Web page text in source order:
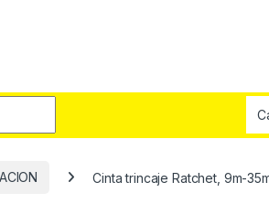
Cinta trincaje Ratchet, 9m-